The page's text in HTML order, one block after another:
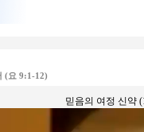
(요 9:1-12)
믿음의 여정 신약